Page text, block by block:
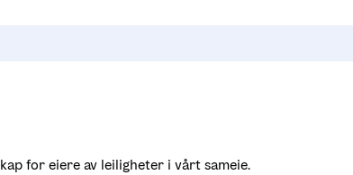
for eiere av leiligheter i vårt sameie.